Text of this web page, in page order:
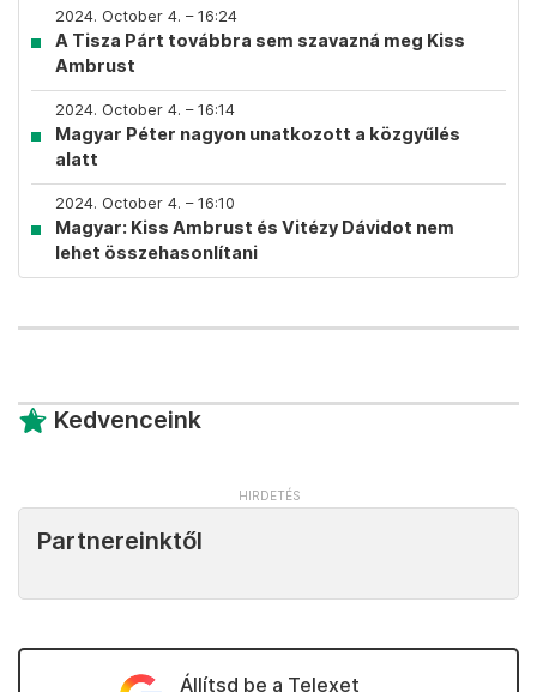
2024. October 4. – 16:24
A Tisza Párt továbbra sem szavazná meg Kiss
Ambrust
2024. October 4. – 16:14
Magyar Péter nagyon unatkozott a közgyűlés
alatt
2024. October 4. – 16:10
Magyar: Kiss Ambrust és Vitézy Dávidot nem
lehet összehasonlítani
Kedvenceink
Partnereinktől
Állítsd be a Telexet